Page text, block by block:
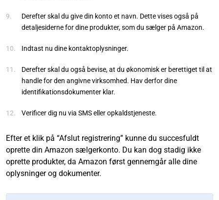
Derefter skal du give din konto et navn. Dette vises også på
detaljesiderne for dine produkter, som du sælger på Amazon.
Indtast nu dine kontaktoplysninger.
Derefter skal du også bevise, at du økonomisk er berettiget til at
handle for den angivne virksomhed. Hav derfor dine
identifikationsdokumenter klar.
Verificer dig nu via SMS eller opkaldstjeneste.
Efter et klik på “Afslut registrering” kunne du succesfuldt
oprette din Amazon sælgerkonto. Du kan dog stadig ikke
oprette produkter, da Amazon først gennemgår alle dine
oplysninger og dokumenter.